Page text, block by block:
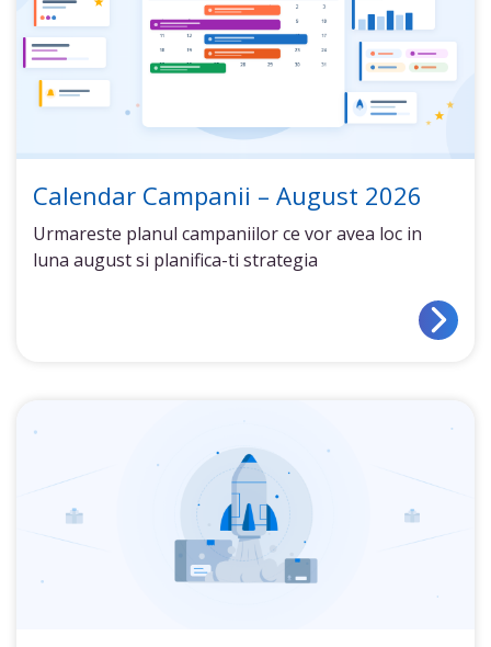
Calendar Campanii – August 2026
Urmareste planul campaniilor ce vor avea loc in
luna august si planifica-ti strategia